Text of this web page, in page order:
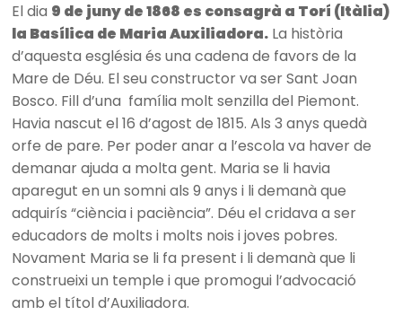
El dia 9 de juny de 1868 es consagrà a Torí (Itàlia)
la Basílica de Maria Auxiliadora. La història
d’aquesta església és una cadena de favors de la
Mare de Déu. El seu constructor va ser Sant Joan
Bosco. Fill d’una família molt senzilla del Piemont.
Havia nascut el 16 d’agost de 1815. Als 3 anys quedà
orfe de pare. Per poder anar a l’escola va haver de
demanar ajuda a molta gent. Maria se li havia
aparegut en un somni als 9 anys i li demanà que
adquirís “ciència i paciència”. Déu el cridava a ser
educadors de molts i molts nois i joves pobres.
Novament Maria se li fa present i li demanà que li
construeixi un temple i que promogui l’advocació
amb el títol d’Auxiliadora.